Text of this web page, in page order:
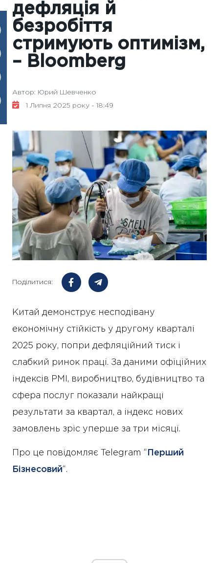
дефляція й
безробіття
стримують оптимізм,
– Bloomberg
Автор: Юрий Шевченко
1 Липня 2025 року - 18:49
Поділитися:
Китай демонструє несподівану
економічну стійкість у другому кварталі
2025 року, попри дефляційний тиск і
слабкий ринок праці. За даними офіційних
індексів PMI, виробництво, будівництво та
сфера послуг показали найкращі
результати за квартал, а індекс нових
замовлень зріс уперше за три місяці.
Про це повідомляє Telegram “ Перший
Бізнесовий“.